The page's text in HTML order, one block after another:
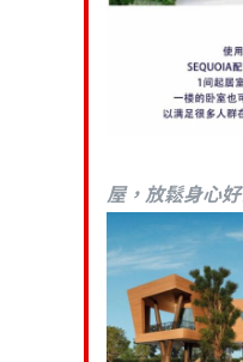
林
屋，放鬆身心